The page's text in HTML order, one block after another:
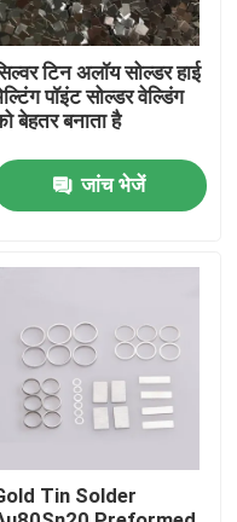
टिन अलॉय सोल्डर हाई
पॉइंट सोल्डर वेल्डिंग
बेहतर बनाता है
जांच भेजें
Tin Solder